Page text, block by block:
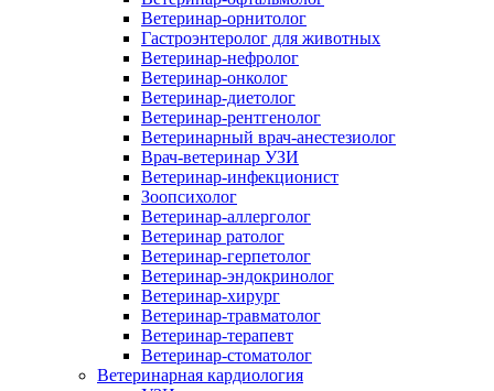
Ветеринар-орнитолог
Гастроэнтеролог для животных
Ветеринар-нефролог
Ветеринар-онколог
Ветеринар-диетолог
Ветеринар-рентгенолог
Ветеринарный врач-анестезиолог
Врач-ветеринар УЗИ
Ветеринар-инфекционист
Зоопсихолог
Ветеринар-аллерголог
Ветеринар ратолог
Ветеринар-герпетолог
Ветеринар-эндокринолог
Ветеринар-хирург
Ветеринар-травматолог
Ветеринар-терапевт
Ветеринар-стоматолог
Ветеринарная кардиология